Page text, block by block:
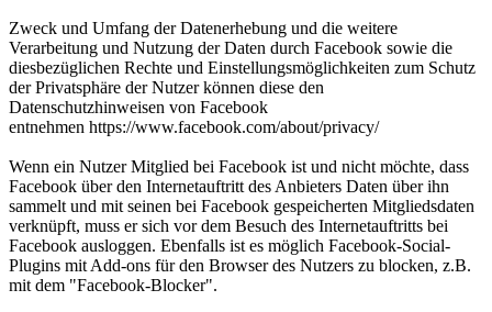
Zweck und Umfang der Datenerhebung und die weitere
Verarbeitung und Nutzung der Daten durch Facebook sowie die
diesbezüglichen Rechte und Einstellungsmöglichkeiten zum Schutz
der Privatsphäre der Nutzer können diese den
Datenschutzhinweisen von Facebook
entnehmen https://www.facebook.com/about/privacy/
Wenn ein Nutzer Mitglied bei Facebook ist und nicht möchte, dass
Facebook über den Internetauftritt des Anbieters Daten über ihn
sammelt und mit seinen bei Facebook gespeicherten Mitgliedsdaten
verknüpft, muss er sich vor dem Besuch des Internetauftritts bei
Facebook ausloggen. Ebenfalls ist es möglich Facebook-Social-
Plugins mit Add-ons für den Browser des Nutzers zu blocken, z.B.
mit dem "Facebook-Blocker".